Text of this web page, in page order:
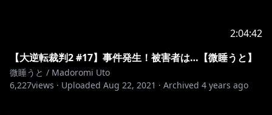
2:04:42
【大逆転裁判2 #17】事件発生！被害者は…【微睡うと】
微睡うと / Madoromi Uto
6,227views · Uploaded Aug 22, 2021 · Archived 4 years ago